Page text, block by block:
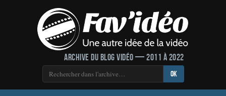
Archive du blog vidéo — 2011 à 2022
OK